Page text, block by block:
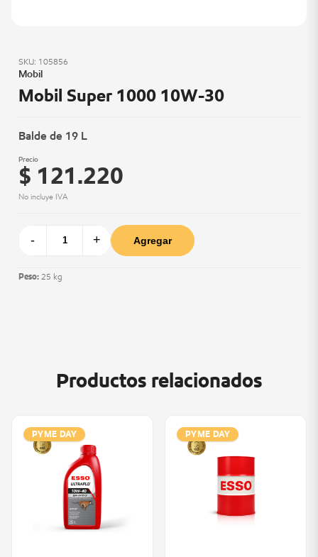
SKU: 105856
Mobil
Mobil Super 1000 10W-30
Balde de 19 L
Precio
$ 121.220
No incluye IVA
- + Agregar
Peso: 25 kg
Productos relacionados
PYME DAY PYME DAY